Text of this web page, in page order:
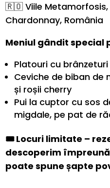
🇷🇴 Viile Metamorfosis,
Chardonnay, România
Meniul gândit special
Platouri cu brânzeturi
Ceviche de biban de
și roșii cherry
Pui la cuptor cu sos
migdale, pe pat de
🎟️ Locuri limitate –
descoperim
poate spune șapte